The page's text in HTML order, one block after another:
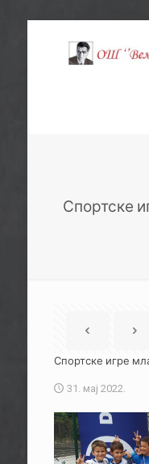
Спортске
Спортске игре
31. мај 2022.